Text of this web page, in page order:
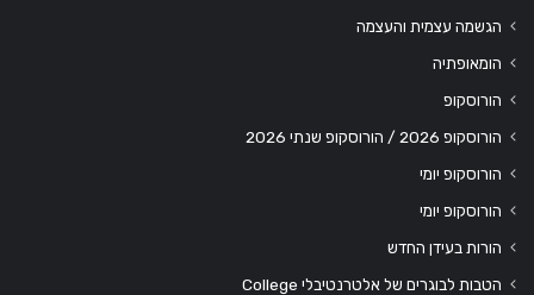
הגשמה עצמית והעצמה
הומאופתיה
הורוסקופ
הורוסקופ 2026 / הורוסקופ שנתי 2026
הורוסקופ יומי
הורוסקופ יומי
הורות בעידן החדש
הטבות לבוגרים של אלטרנטיבלי College